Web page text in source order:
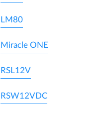
LM80
Miracle ONE
RSL12V
RSW12VDC